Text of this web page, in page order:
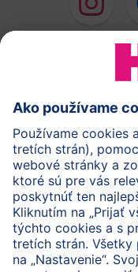
HiPP
Cookies a
Imprint